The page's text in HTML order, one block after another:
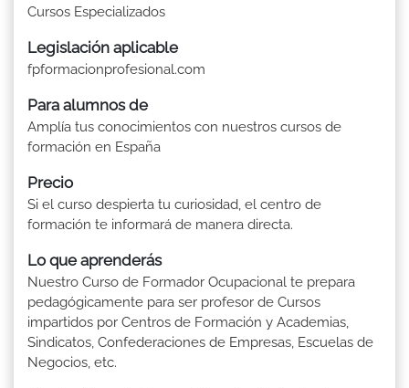
Cursos Especializados
Legislación aplicable
fpformacionprofesional.com
Para alumnos de
Amplía tus conocimientos con nuestros cursos de
formación en España
Precio
Si el curso despierta tu curiosidad, el centro de
formación te informará de manera directa.
Lo que aprenderás
Nuestro Curso de Formador Ocupacional te prepara
pedagógicamente para ser profesor de Cursos
impartidos por Centros de Formación y Academias,
Sindicatos, Confederaciones de Empresas, Escuelas de
Negocios, etc.